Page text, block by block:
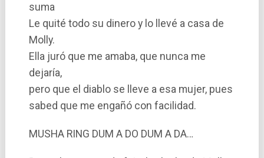
suma
Le quité todo su dinero y lo llevé a casa de
Molly.
Ella juró que me amaba, que nunca me
dejarí­a,
pero que el diablo se lleve a esa mujer, pues
sabed que me engañó con facilidad.
MUSHA RING DUM A DO DUM A DA…